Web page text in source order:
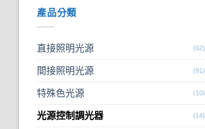
產品分類
直接照明光源 (62)
間接照明光源 (91)
特殊色光源 (10)
光源控制調光器 (14)